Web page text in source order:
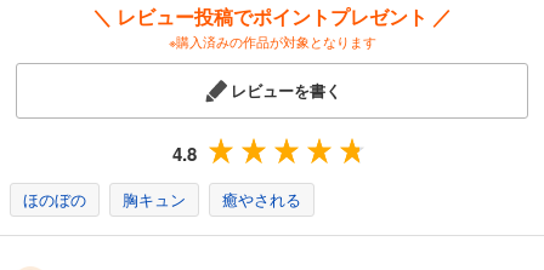
＼ レビュー投稿でポイントプレゼント ／
※購入済みの作品が対象となります
レビューを書く
4.8
ほのぼの 胸キュン 癒やされる